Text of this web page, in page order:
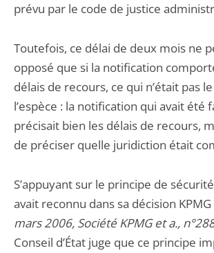
prévu par le code de justice
Toutefois, ce délai de deux mois ne
opposé que si la notification
délais de recours, ce qui n’était pas
l’espèce : la notification qui avait été
précisait bien les délais de recours,
de préciser quelle juridiction était
S’appuyant sur le principe de
avait reconnu dans sa décision KPMG
mars 2006, Société KPMG et a.,
Conseil d’État juge que ce principe